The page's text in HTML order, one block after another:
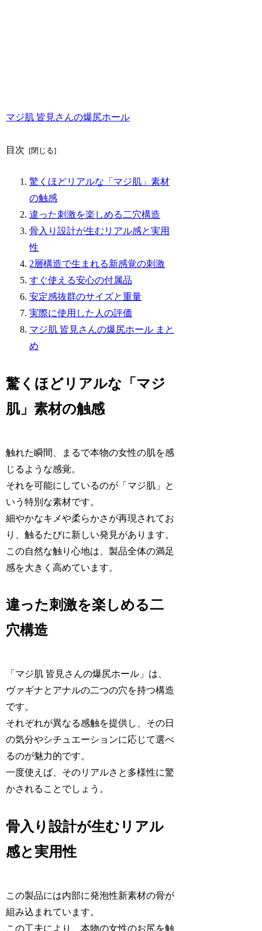
マジ肌 皆見さんの爆尻ホール
目次
驚くほどリアルな「マジ肌」素材
の触感
違った刺激を楽しめる二穴構造
骨入り設計が生むリアル感と実用
性
2層構造で生まれる新感覚の刺激
すぐ使える安心の付属品
安定感抜群のサイズと重量
実際に使用した人の評価
マジ肌 皆見さんの爆尻ホール まと
め
驚くほどリアルな「マジ
肌」素材の触感
触れた瞬間、まるで本物の女性の肌を感
じるような感覚。
それを可能にしているのが「マジ肌」と
いう特別な素材です。
細やかなキメや柔らかさが再現されてお
り、触るたびに新しい発見があります。
この自然な触り心地は、製品全体の満足
感を大きく高めています。
違った刺激を楽しめる二
穴構造
「マジ肌 皆見さんの爆尻ホール」は、
ヴァギナとアナルの二つの穴を持つ構造
です。
それぞれが異なる感触を提供し、その日
の気分やシチュエーションに応じて選べ
るのが魅力的です。
一度使えば、そのリアルさと多様性に驚
かされることでしょう。
骨入り設計が生むリアル
感と実用性
この製品には内部に発泡性新素材の骨が
組み込まれています。
この工夫により、本物の女性のお尻を触